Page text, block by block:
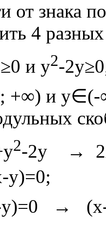
от знака
4
и у2-
и у∈(-
2-2у →
у)=0;
у)=0 → (х-